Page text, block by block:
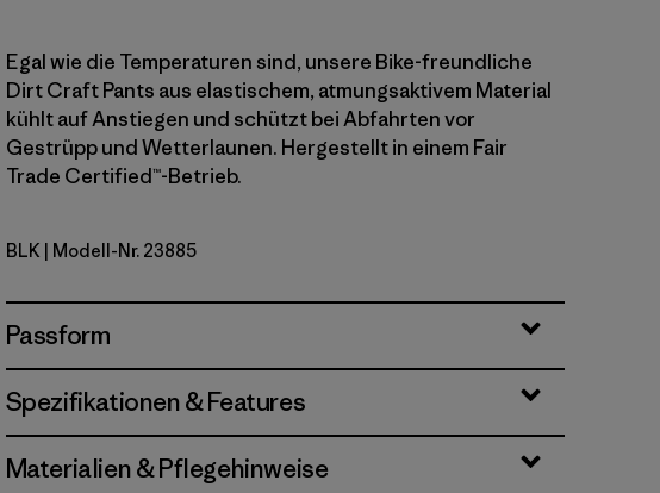
Egal wie die Temperaturen sind, unsere Bike-freundliche
Dirt Craft Pants aus elastischem, atmungsaktivem Material
kühlt auf Anstiegen und schützt bei Abfahrten vor
Gestrüpp und Wetterlaunen. Hergestellt in einem Fair
Trade Certified™-Betrieb.
Black
BLK | Modell-Nr. 23885
Passform
Spezifikationen & Features
Materialien & Pflegehinweise